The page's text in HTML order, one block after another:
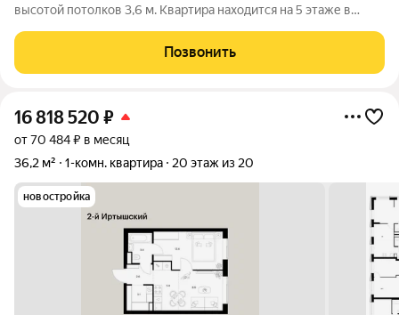
высотой потолков 3,6 м. Квартира находится на 5 этаже в
«Зиккурат Преображенский» расположен в тихом зелёном
районе, где сохранилась
Позвонить
16 818 520 ₽
от 70 484 ₽ в месяц
36,2 м²
1-комн. квартира 20 этаж из 20
новостройка